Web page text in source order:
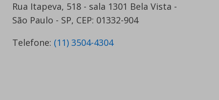
Rua Itapeva, 518 - sala 1301 Bela Vista -
São Paulo - SP, CEP: 01332-904
Telefone: (11) 3504-4304